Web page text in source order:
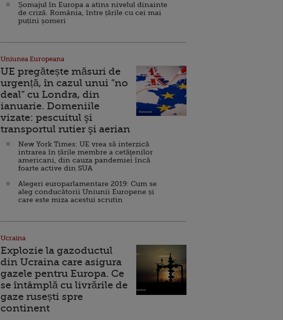
Șomajul în Europa a atins nivelul dinainte
de criză. România, între țările cu cei mai
puțini șomeri
Uniunea Europeana
UE pregătește măsuri de
urgență, în cazul unui ”no
deal” cu Londra, din
ianuarie. Domeniile
vizate: pescuitul şi
transportul rutier şi aerian
New York Times: UE vrea să interzică
intrarea în țările membre a cetăţenilor
americani, din cauza pandemiei încă
foarte active din SUA
Alegeri europarlamentare 2019: Cum se
aleg conducătorii Uniunii Europene și
care este miza acestui scrutin
Ucraina
Explozie la gazoductul
din Ucraina care asigura
gazele pentru Europa. Ce
se întâmplă cu livrările de
gaze rusești spre
continent